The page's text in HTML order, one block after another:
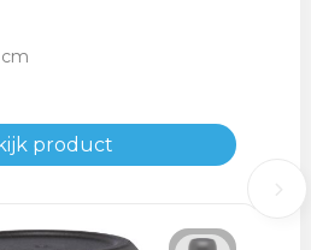
cm
product